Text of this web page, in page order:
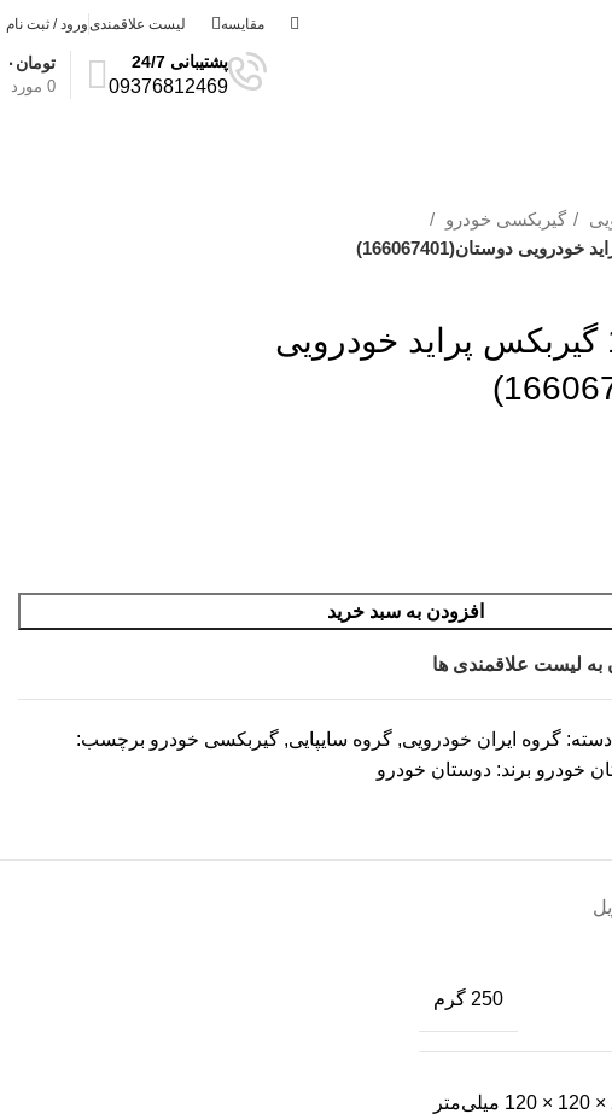
مقایسه لیست علاقمندیورود / ثبت نام
پشتیبانی 24/7
09376812469
0 مورد
تومان ۰
گیربکسی خودرو
دنده برنجی 1 گیربکس پراید خودرویی
افزودن به سبد خرید
به لیست علاقمندی ها
دسته: گروه ایران خودرویی, گروه سایپایی, گیربکسی خودرو برچسب:
خودرو برند: دوستان خودرو
250 گرم